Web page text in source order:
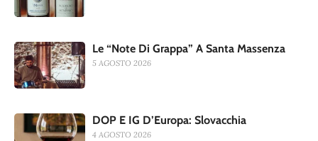
Le “Note Di Grappa” A Santa Massenza
5 AGOSTO 2026
DOP E IG D’Europa: Slovacchia
4 AGOSTO 2026